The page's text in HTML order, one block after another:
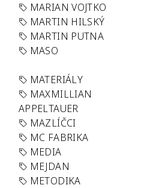
MARIAN VOJTKO
MARTIN HILSKÝ
MARTIN PUTNA
MASO
MATERIÁLY
MAXMILLIAN
APPELTAUER
MAZLÍČCI
MC FABRIKA
MEDIA
MEJDAN
METODIKA